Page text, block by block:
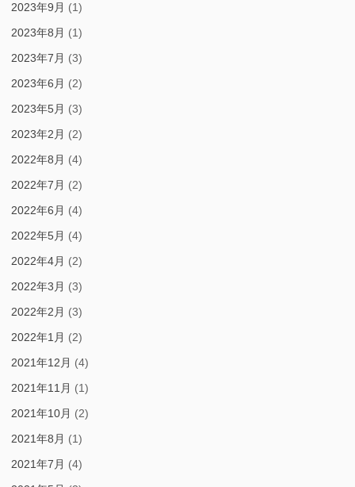
2023年9月 (1)
2023年8月 (1)
2023年7月 (3)
2023年6月 (2)
2023年5月 (3)
2023年2月 (2)
2022年8月 (4)
2022年7月 (2)
2022年6月 (4)
2022年5月 (4)
2022年4月 (2)
2022年3月 (3)
2022年2月 (3)
2022年1月 (2)
2021年12月 (4)
2021年11月 (1)
2021年10月 (2)
2021年8月 (1)
2021年7月 (4)